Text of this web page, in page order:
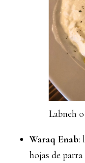
Labneh
Waraq Enab:
hojas de